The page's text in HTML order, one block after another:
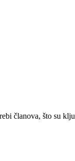
članova, što su